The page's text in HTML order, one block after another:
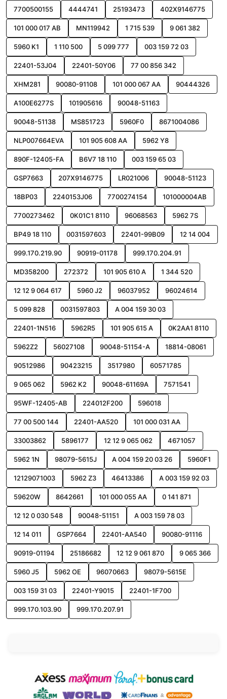
7700500155 4444741 25193473 402X9146775
101 000 017 AB MN119942 1 715 539 9 061 382
5960 K1 1 110 500 5 099 777 003 159 72 03
22401-53J04 22401-50Y06 77 00 856 342
XHM281 90080-91108 101 000 067 AA 90444326
A100E6277S 101905616 90048-51163
90048-51138 MS851723 5960F0 8671004086
NLP007664EVA 101 905 608 AA 5962 Y8
890F-12405-FA B6V7 18 110 003 159 65 03
GSP7663 207X9146775 LR021006 90048-51123
18BP03 2240153J06 7700274154 101000004AB
7700273462 0K01C1 8110 96068563 5962 7S
BP49 18 110 0031597603 22401-99B09 12 14 004
999.170.219.90 90919-01178 999.170.204.91
MD358200 272372 101 905 610 A 1 344 520
12 12 9 064 617 5960 J2 96037952 96024614
5 099 828 0031597803 A 004 159 30 03
22401-1N516 5962R5 101 905 615 A 0K2AA1 8110
5962Z2 56027108 90048-51154-A 18814-08061
90512986 90423215 3517980 60571785
9 065 062 5962 K2 90048-61169A 7571541
95WF-12405-AB 224012F200 596018
77 00 500 144 22401-AA520 101 000 031 AA
33003862 5896177 12 12 9 065 062 4671057
5962 1N 98079-5615J A 004 159 20 03 26 5960F1
12129071003 5962 Z3 46413386 A 003 159 92 03
59620W 8642661 101 000 055 AA 0 141 871
12 12 0 030 548 90048-51151 A 003 159 78 03
12 14 011 GSP7664 22401-AA540 90080-91116
90919-01194 25186682 12 12 9 061 870 9 065 366
5960 J5 5962 OE 96070663 98079-5615E
003 159 31 03 22401-Y9015 22401-1F700
999.170.103.90 999.170.207.91